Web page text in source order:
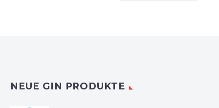
NEUE GIN PRODUKTE